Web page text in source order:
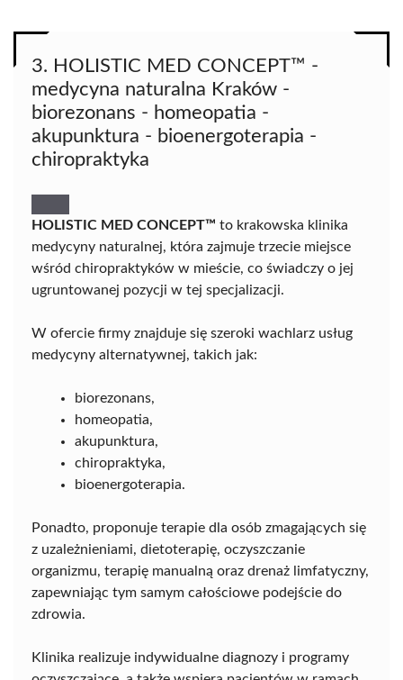
3. HOLISTIC MED CONCEPT™ -
medycyna naturalna Kraków -
biorezonans - homeopatia -
akupunktura - bioenergoterapia -
chiropraktyka
HOLISTIC MED CONCEPT™ to krakowska klinika
medycyny naturalnej, która zajmuje trzecie miejsce
wśród chiropraktyków w mieście, co świadczy o jej
ugruntowanej pozycji w tej specjalizacji.
W ofercie firmy znajduje się szeroki wachlarz usług
medycyny alternatywnej, takich jak:
biorezonans,
homeopatia,
akupunktura,
chiropraktyka,
bioenergoterapia.
Ponadto, proponuje terapie dla osób zmagających się
z uzależnieniami, dietoterapię, oczyszczanie
organizmu, terapię manualną oraz drenaż limfatyczny,
zapewniając tym samym całościowe podejście do
zdrowia.
Klinika realizuje indywidualne diagnozy i programy